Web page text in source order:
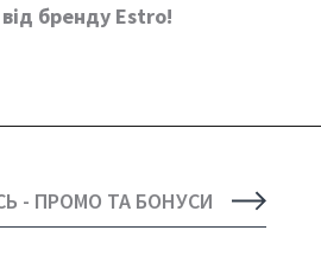
бренду Estro!
- ПРОМО ТА БОНУСИ